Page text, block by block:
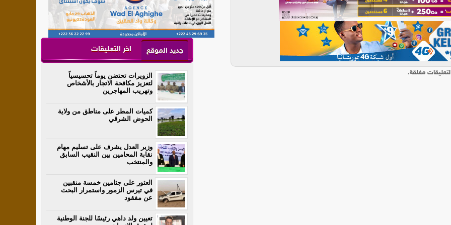
مغلقة.
جديد الموقع اخر التعليقات
الزويرات تحتضن يوماً تحسيسياً
لتعزيز مكافحة الاتجار بالأشخاص
وتهريب المهاجرين
كميات المطر على مناطق من ولاية
الحوض الشرقي
وزير العدل يشرف على تسليم مهام
نقابة المحامين بين النقيب السابق
والمنتخب
العثور على جثامين خمسة منقبين
في تيرس الزمور واستمرار البحث
عن مفقود
تعيين ولد داهي رئيسًا للجنة الوطنية